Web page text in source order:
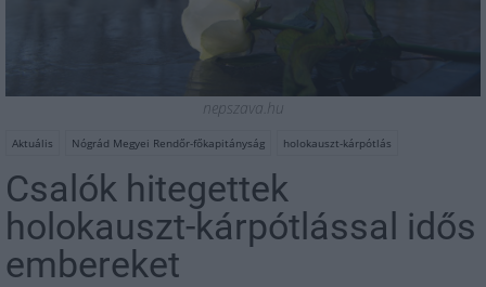
nepszava.hu
Aktuális Nógrád Megyei Rendőr-főkapitányság holokauszt-kárpótlás
Csalók hitegettek
holokauszt-kárpótlással idős
embereket